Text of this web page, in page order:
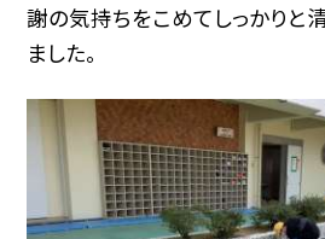
謝の気持ちをこめてしっかりと
ました。